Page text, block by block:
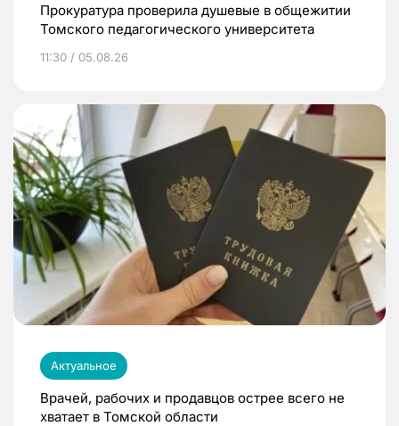
Прокуратура проверила душевые в общежитии
Томского педагогического университета
11:30 / 05.08.26
Актуальное
Врачей, рабочих и продавцов острее всего не
хватает в Томской области